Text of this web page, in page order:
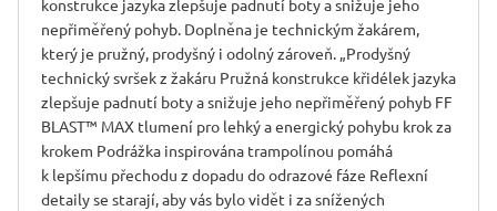
konstrukce jazyka zlepšuje padnutí boty a snižuje jeho
nepřiměřený pohyb. Doplněna je technickým žakárem,
který je pružný, prodyšný i odolný zároveň. „Prodyšný
technický svršek z žakáru Pružná konstrukce křidélek jazyka
zlepšuje padnutí boty a snižuje jeho nepřiměřený pohyb FF
BLAST™ MAX tlumení pro lehký a energický pohybu krok za
krokem Podrážka inspirována trampolínou pomáhá
k lepšímu přechodu z dopadu do odrazové fáze Reflexní
detaily se starají, aby vás bylo vidět i za snížených